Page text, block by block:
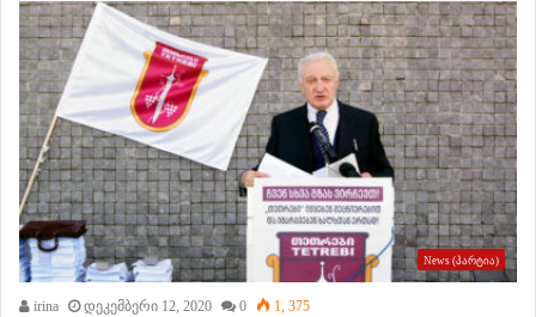
News (პარტია)
irina დეკემბერი 12, 2020 0 1, 375